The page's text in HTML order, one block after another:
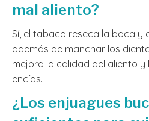
mal aliento?
Sí, el tabaco reseca la boca y
además de manchar los
mejora la calidad del aliento y
encías.
¿Los enjuagues